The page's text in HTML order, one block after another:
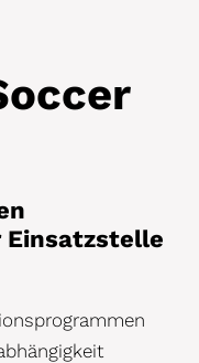
Einsatzstelle